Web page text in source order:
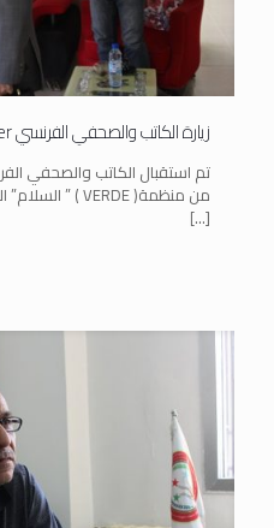
زيارة الكاتب والصحفي الفرنسي ludo De Brabander لروجآفا
من منظمة( VERDE ) ” السلام” الفرنسيَة بحفاوة من قبل الرئيس
[…]